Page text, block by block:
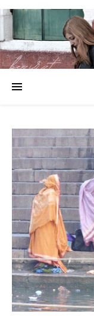
https://bezirzt.de/
https://bezirzt.de/
https://bezirzt.de/
https://bezirzt.de/
https://bezirzt.de/